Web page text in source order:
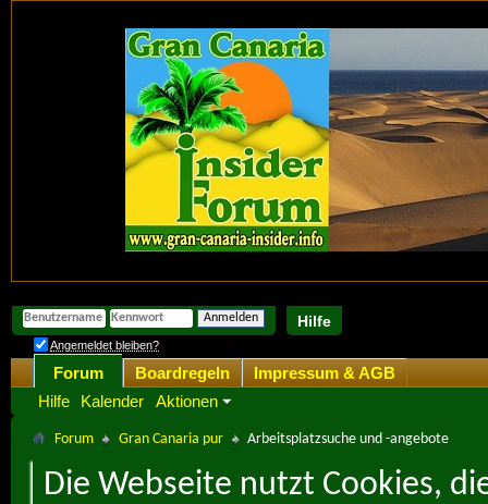
Hilfe
Angemeldet bleiben?
Forum
Hilfe
Kalender Aktionen
Boardregeln Impressum & AGB
Forum Gran Canaria pur Arbeitsplatzsuche und -angebote
Die Webseite nutzt Cookies,